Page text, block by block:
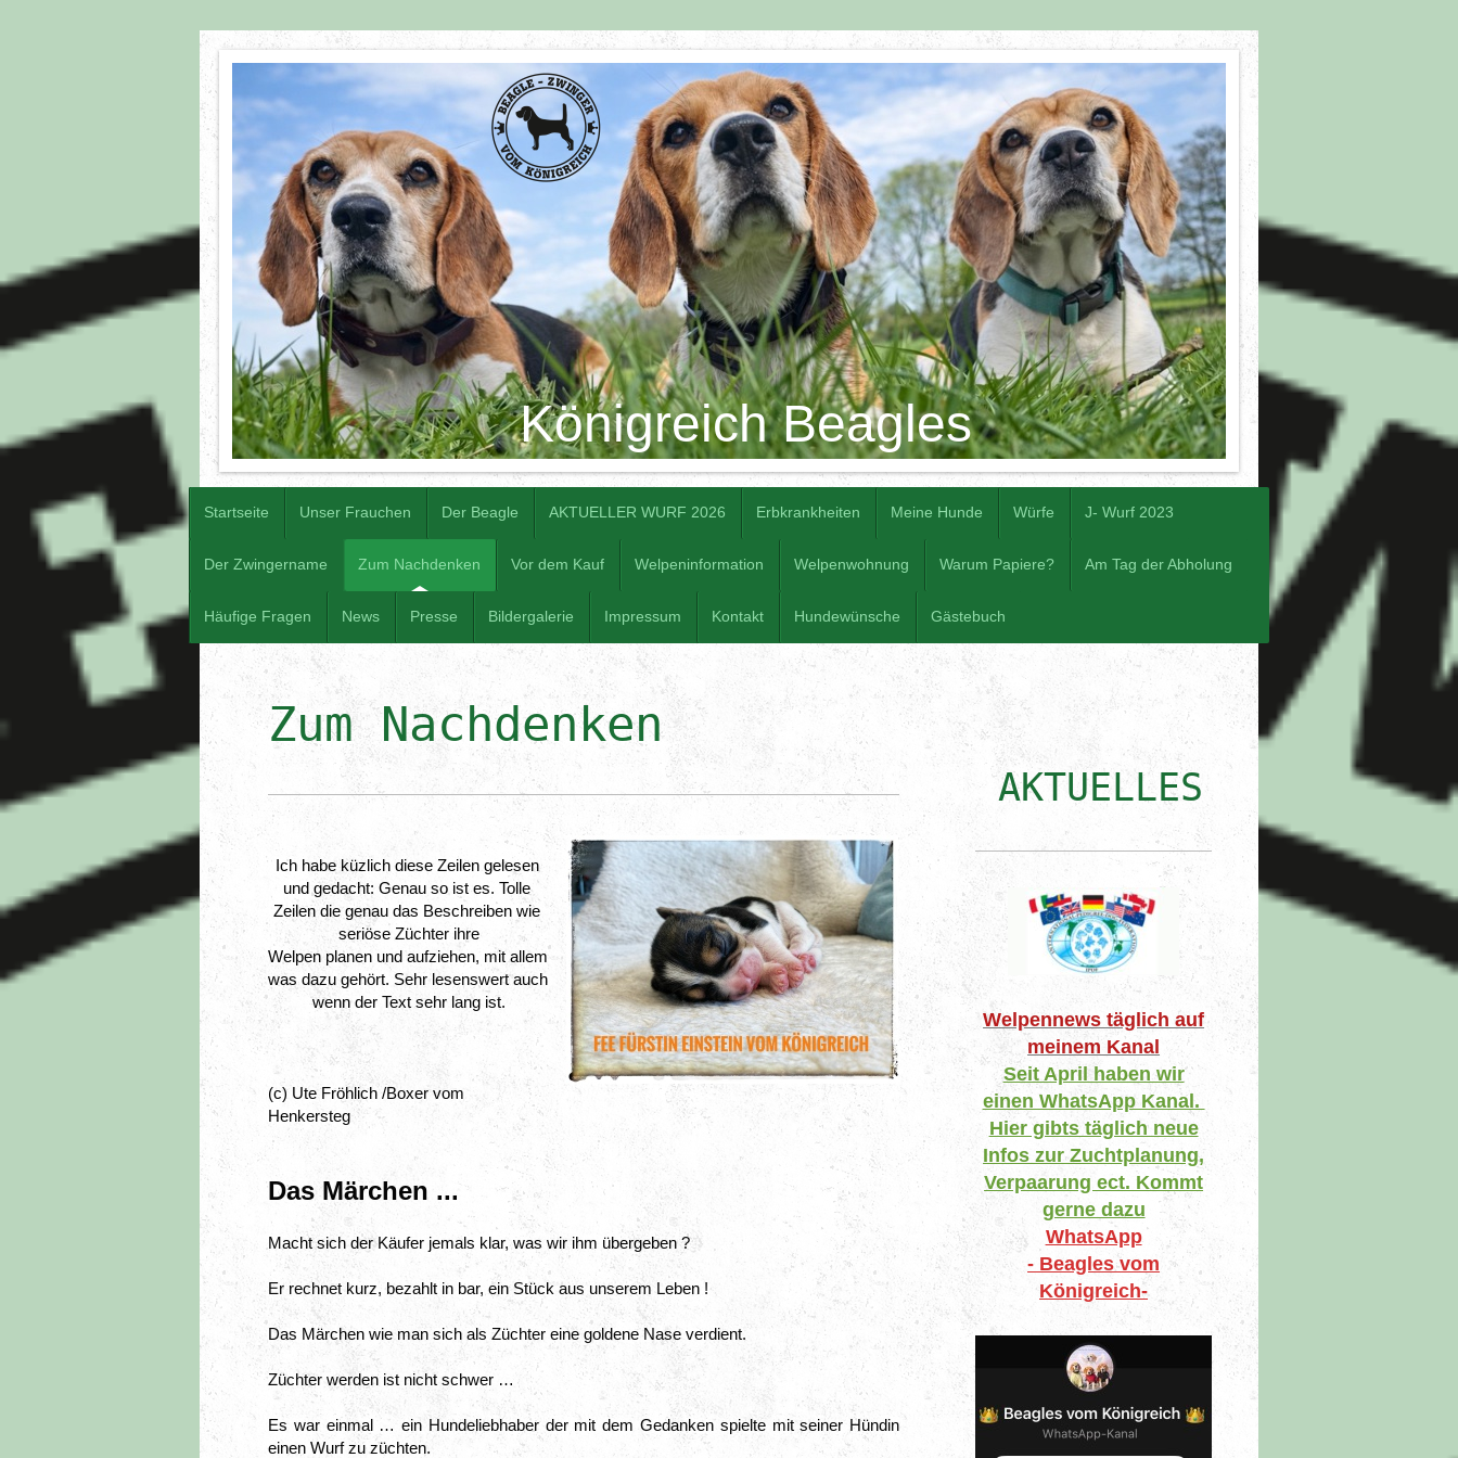
Königreich Beagles
Startseite Unser Frauchen Der Beagle AKTUELLER WURF 2026 Erbkrankheiten Meine Hunde Würfe J- Wurf 2023
Der Zwingername Zum Nachdenken Vor dem Kauf Welpeninformation Welpenwohnung Warum Papiere? Am Tag der Abholung
Häufige Fragen News Presse Bildergalerie Impressum Kontakt Hundewünsche Gästebuch
Zum Nachdenken
Ich habe küzlich diese Zeilen gelesen
und gedacht: Genau so ist es. Tolle
Zeilen die genau das Beschreiben wie
seriöse Züchter ihre
Welpen planen und aufziehen, mit allem
was dazu gehört. Sehr lesenswert auch
wenn der Text sehr lang ist.
(c) Ute Fröhlich /Boxer vom
Henkersteg
Das Märchen ...
Macht sich der Käufer jemals klar, was wir ihm übergeben ?
Er rechnet kurz, bezahlt in bar, ein Stück aus unserem Leben !
Das Märchen wie man sich als Züchter eine goldene Nase verdient.
Züchter werden ist nicht schwer …
Es war einmal … ein Hundeliebhaber der mit dem Gedanken spielte mit seiner Hündin
einen Wurf zu züchten.
AKTUELLES
Welpennews täglich auf
meinem Kanal
Seit April haben wir
einen WhatsApp Kanal.
Hier gibts täglich neue
Infos zur Zuchtplanung,
Verpaarung ect. Kommt
gerne dazu
WhatsApp
- Beagles vom
Königreich-